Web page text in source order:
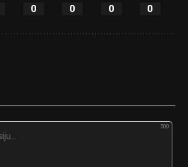
0 0 0 0
500